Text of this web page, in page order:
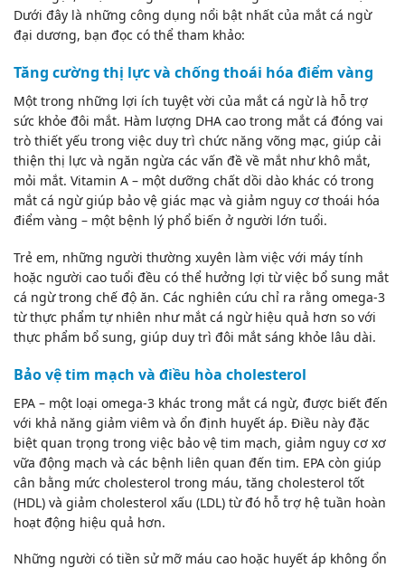
Dưới đây là những công dụng nổi bật nhất của mắt cá ngừ
đại dương, bạn đọc có thể tham khảo:
Tăng cường thị lực và chống thoái hóa điểm vàng
Một trong những lợi ích tuyệt vời của mắt cá ngừ là hỗ trợ
sức khỏe đôi mắt. Hàm lượng DHA cao trong mắt cá đóng vai
trò thiết yếu trong việc duy trì chức năng võng mạc, giúp cải
thiện thị lực và ngăn ngừa các vấn đề về mắt như khô mắt,
mỏi mắt. Vitamin A – một dưỡng chất dồi dào khác có trong
mắt cá ngừ giúp bảo vệ giác mạc và giảm nguy cơ thoái hóa
điểm vàng – một bệnh lý phổ biến ở người lớn tuổi.
Trẻ em, những người thường xuyên làm việc với máy tính
hoặc người cao tuổi đều có thể hưởng lợi từ việc bổ sung mắt
cá ngừ trong chế độ ăn. Các nghiên cứu chỉ ra rằng omega-3
từ thực phẩm tự nhiên như mắt cá ngừ hiệu quả hơn so với
thực phẩm bổ sung, giúp duy trì đôi mắt sáng khỏe lâu dài.
Bảo vệ tim mạch và điều hòa cholesterol
EPA – một loại omega-3 khác trong mắt cá ngừ, được biết đến
với khả năng giảm viêm và ổn định huyết áp. Điều này đặc
biệt quan trọng trong việc bảo vệ tim mạch, giảm nguy cơ xơ
vữa động mạch và các bệnh liên quan đến tim. EPA còn giúp
cân bằng mức cholesterol trong máu, tăng cholesterol tốt
(HDL) và giảm cholesterol xấu (LDL) từ đó hỗ trợ hệ tuần hoàn
hoạt động hiệu quả hơn.
Những người có tiền sử mỡ máu cao hoặc huyết áp không ổn